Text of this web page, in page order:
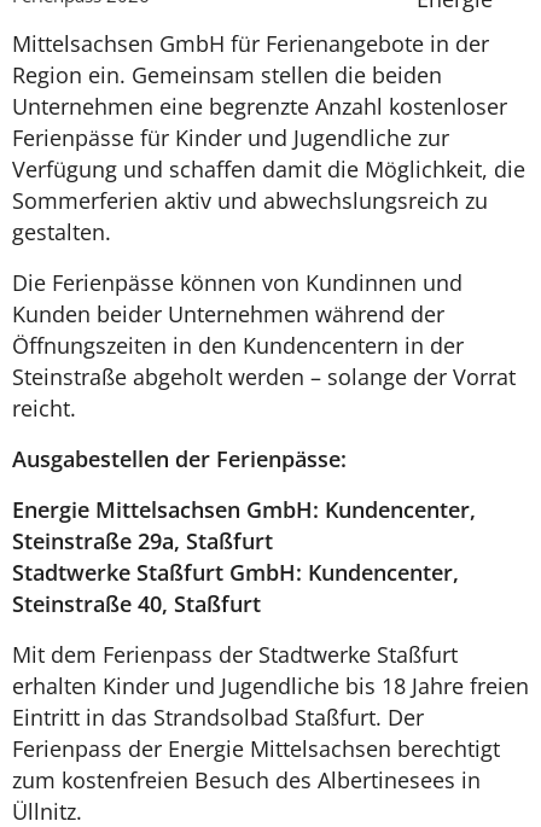
Mittelsachsen GmbH für Ferienangebote in der
Region ein. Gemeinsam stellen die beiden
Unternehmen eine begrenzte Anzahl kostenloser
Ferienpässe für Kinder und Jugendliche zur
Verfügung und schaffen damit die Möglichkeit, die
Sommerferien aktiv und abwechslungsreich zu
gestalten.
Die Ferienpässe können von Kundinnen und
Kunden beider Unternehmen während der
Öffnungszeiten in den Kundencentern in der
Steinstraße abgeholt werden – solange der Vorrat
reicht.
Ausgabestellen der Ferienpässe:
Energie Mittelsachsen GmbH: Kundencenter,
Steinstraße 29a, Staßfurt
Stadtwerke Staßfurt GmbH: Kundencenter,
Steinstraße 40, Staßfurt
Mit dem Ferienpass der Stadtwerke Staßfurt
erhalten Kinder und Jugendliche bis 18 Jahre freien
Eintritt in das Strandsolbad Staßfurt. Der
Ferienpass der Energie Mittelsachsen berechtigt
zum kostenfreien Besuch des Albertinesees in
Üllnitz.